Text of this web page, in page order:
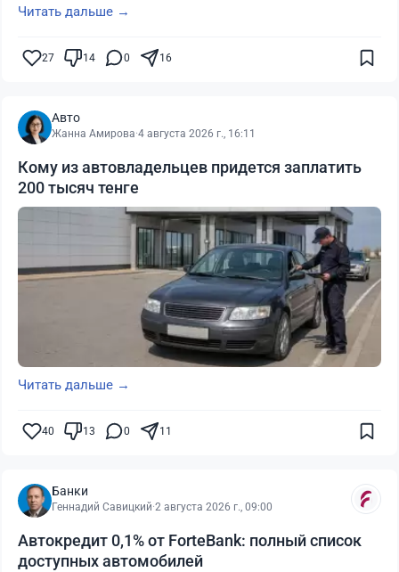
Читать дальше →
27 14 0 16
Авто
Жанна Амирова·4 августа 2026 г., 16:11
Кому из автовладельцев придется заплатить
200 тысяч тенге
Читать дальше →
40 13 0 11
Банки
Геннадий Савицкий·2 августа 2026 г., 09:00
Автокредит 0,1% от ForteBank: полный список
доступных автомобилей